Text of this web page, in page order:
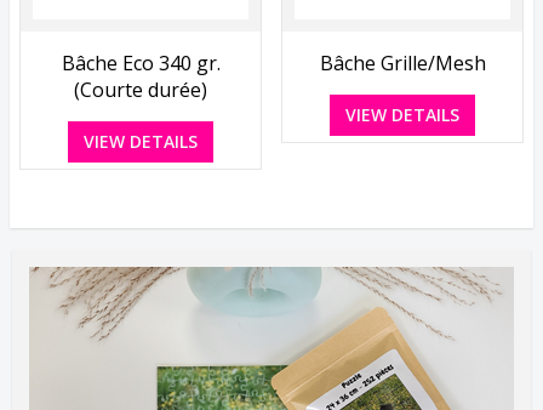
Bâche Eco 340 gr.
(Courte durée)
VIEW DETAILS
Bâche Grille/Mesh
VIEW DETAILS